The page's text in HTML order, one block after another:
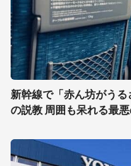
新幹線で「赤ん坊がう
の説教 周囲も呆れる最